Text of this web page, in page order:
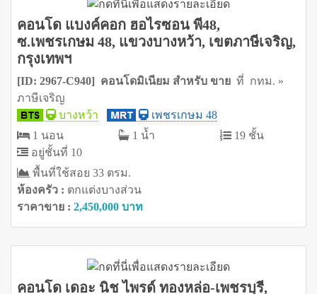
คอนโด แบงค์คอก ฮอไรซอน พี48,
ซ.เพชรเกษม 48, แขวงบางหว้า, เขตภาษีเจริญ,
กรุงเทพฯ
[ID: 2967-C940] คอนโดมิเนียม สำหรับ ขาย ที่ กทม. »
ภาษีเจริญ
บางหว้า
เพชรเกษม 48
1 นอน
1 น้ำ
19 ชั้น
อยู่ชั้นที่ 10
พื้นที่ใช้สอย 33 ตรม.
ห้องครัว : ตกแต่งบางส่วน
ราคาขาย : 2,450,000 บาท
คอนโด เดอะ นิช ไพรด์ ทองหล่อ-เพชรบุรี,